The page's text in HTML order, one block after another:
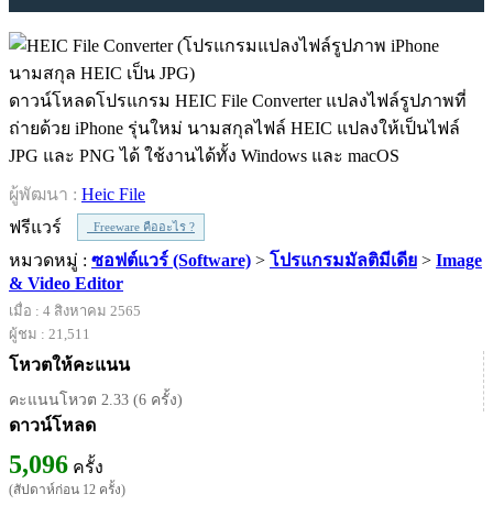
ดาวน์โหลดโปรแกรม HEIC File Converter แปลงไฟล์รูปภาพที่
ถ่ายด้วย iPhone รุ่นใหม่ นามสกุลไฟล์ HEIC แปลงให้เป็นไฟล์
JPG และ PNG ได้ ใช้งานได้ทั้ง Windows และ macOS
ผู้พัฒนา : Heic File
ฟรีแวร์
Freeware คืออะไร ?
หมวดหมู่ : ซอฟต์แวร์ (Software) > โปรแกรมมัลติมีเดีย > Image
& Video Editor
เมื่อ : 4 สิงหาคม 2565
ผู้ชม : 21,511
โหวตให้คะแนน
คะแนนโหวต 2.33 (6 ครั้ง)
ดาวน์โหลด
5,096 ครั้ง
(สัปดาห์ก่อน 12 ครั้ง)